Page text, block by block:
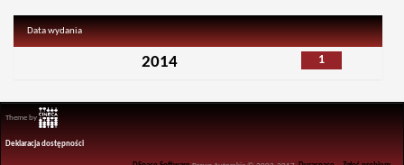
Data wydania
1
2014
Theme by
Deklaracja dostępności